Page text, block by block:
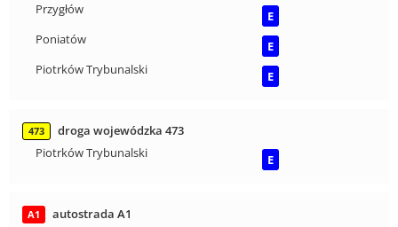
Przygłów
E
Poniatów
E
Piotrków Trybunalski
E
473
droga wojewódzka 473
Piotrków Trybunalski
E
A1
autostrada A1